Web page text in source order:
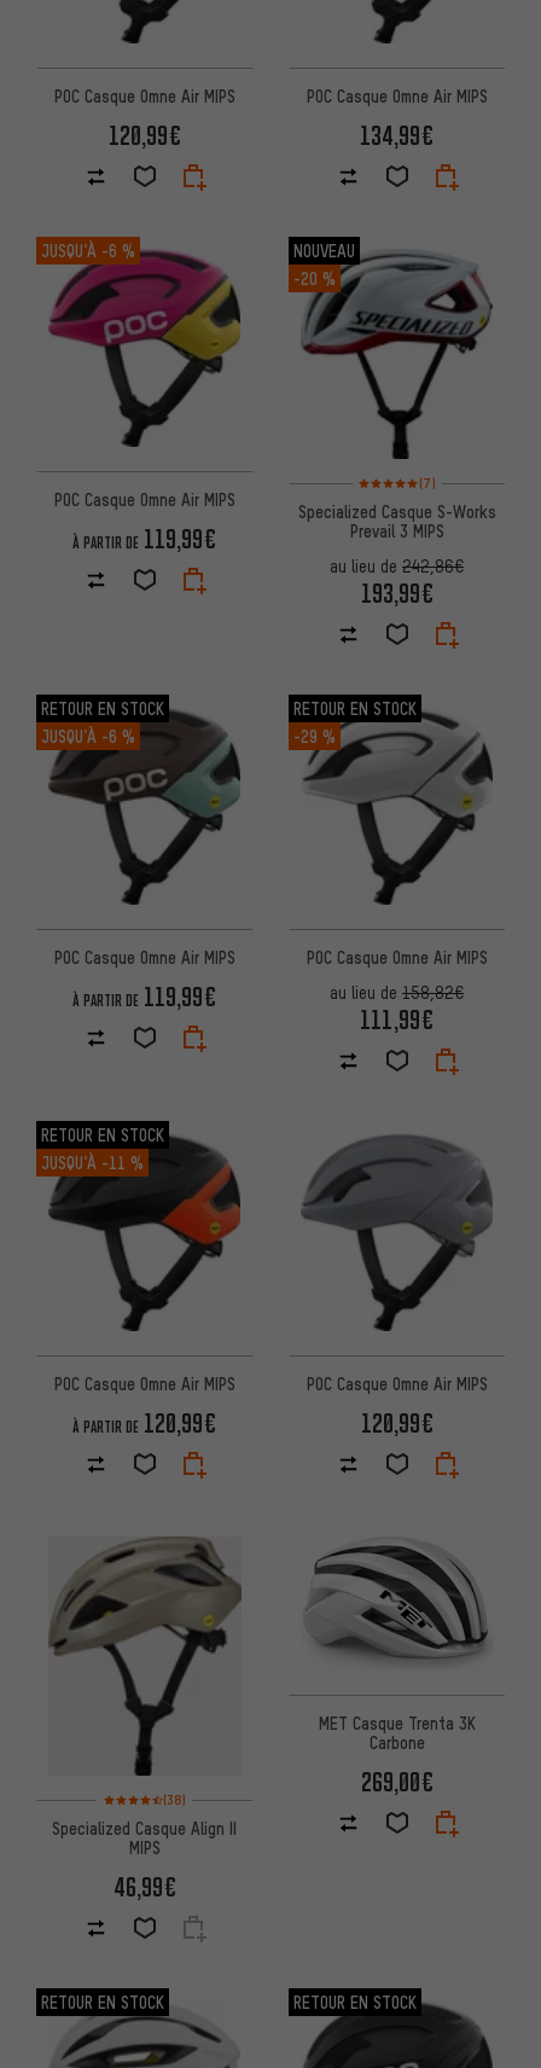
POC Casque Omne Air MIPS
120,99€
POC Casque Omne Air MIPS
134,99€
JUSQU’À -6 %
POC Casque Omne Air MIPS
À PARTIR DE 119,99€
NOUVEAU
-20 %
Note moyenne : 5 sur 5
(7)
Specialized Casque S-Works
Prevail 3 MIPS
au lieu de 242,86€
193,99€
RETOUR EN STOCK
JUSQU’À -6 %
POC Casque Omne Air MIPS
À PARTIR DE 119,99€
RETOUR EN STOCK
-29 %
POC Casque Omne Air MIPS
au lieu de 158,82€
111,99€
RETOUR EN STOCK
JUSQU’À -11 %
POC Casque Omne Air MIPS
À PARTIR DE 120,99€
POC Casque Omne Air MIPS
120,99€
Note moyenne : 4,5 sur 5 d'après 38 avis
(38)
Specialized Casque Align II
MIPS
46,99€
MET Casque Trenta 3K
Carbone
269,00€
RETOUR EN STOCK RETOUR EN STOCK